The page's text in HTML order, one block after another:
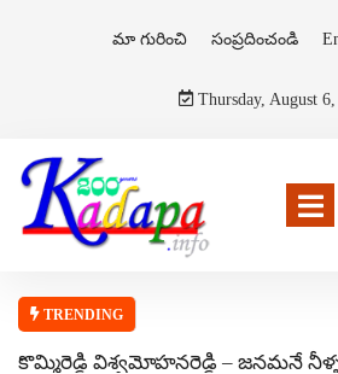
మా గురించి సంప్రదించండి
Thursday, August
TRENDING
కొమ్మిరెడ్డి విశ్వమోహనరెడ్డి – జనమనే